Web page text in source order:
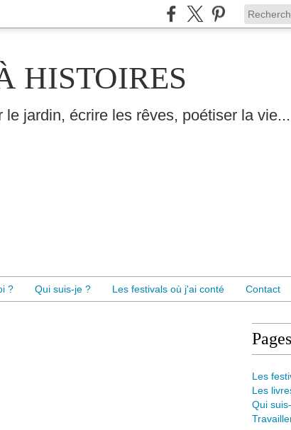
HISTOIRES
jardin, écrire les rêves, poétiser la vie...
? Qui suis-je ? Les festivals où j'ai conté Contact
Pages
Les
Les
Qui